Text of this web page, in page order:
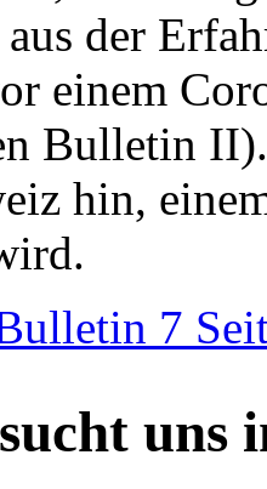
der
einem
Bulletin
hin,
7
uns